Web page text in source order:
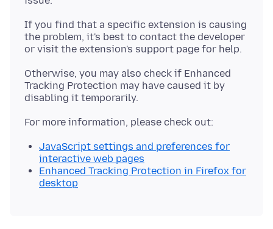
If you find that a specific extension is causing
the problem, it's best to contact the developer
Otherwise, you may also check if Enhanced
Tracking Protection may have caused it by
JavaScript settings and preferences for
interactive web pages
Enhanced Tracking Protection in Firefox for
desktop